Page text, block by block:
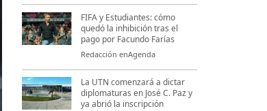
FIFA y Estudiantes: cómo
quedó la inhibición tras el
pago por Facundo Farías
Redacción enAgenda
La UTN comenzará a dictar
diplomaturas en José C. Paz y
ya abrió la inscripción